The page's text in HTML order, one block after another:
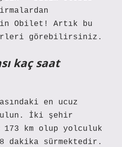
Obilet! Artık bu
görebilirsiniz.
kaç saat
en ucuz
İki şehir
173 km olup yolculuk
dakika sürmektedir.